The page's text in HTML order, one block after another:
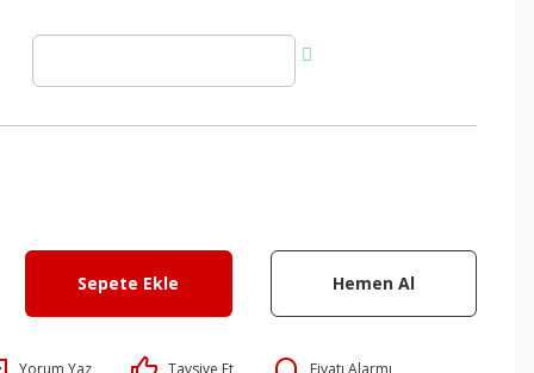
Sepete Ekle Hemen Al
Yorum Yaz Tavsiye Et Fiyatı Alarmı